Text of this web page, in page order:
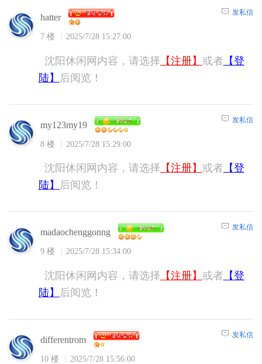
hatter
7 楼 2025/7/28 15:27:00
发私信
沈阳休闲网内容，请选择 【注册】 或者 【登
陆】
后阅览！
my123my19
8 楼 2025/7/28 15:29:00
发私信
沈阳休闲网内容，请选择 【注册】 或者 【登
陆】
后阅览！
madaochenggonng
9 楼 2025/7/28 15:34:00
发私信
沈阳休闲网内容，请选择 【注册】 或者 【登
陆】
后阅览！
differentrom
10 楼 2025/7/28 15:56:00
发私信